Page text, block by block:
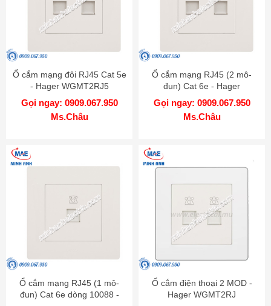
Ổ cắm mạng đôi RJ45 Cat 5e
- Hager WGMT2RJ5
Gọi ngay: 0909.067.950
Ms.Châu
Ổ cắm mạng RJ45 (2 mô-
đun) Cat 6e - Hager
WGMT2RJ6
Gọi ngay: 0909.067.950
Ms.Châu
Ổ cắm mạng RJ45 (1 mô-
đun) Cat 6e dòng 10088 -
Ổ cắm điện thoại 2 MOD -
Hager WGMT2RJ